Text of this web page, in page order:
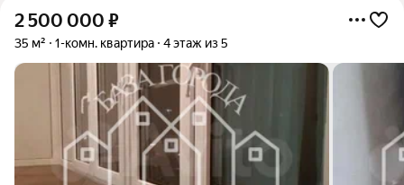
2 500 000 ₽
35 м² 1-комн. квартира 4 этаж из 5